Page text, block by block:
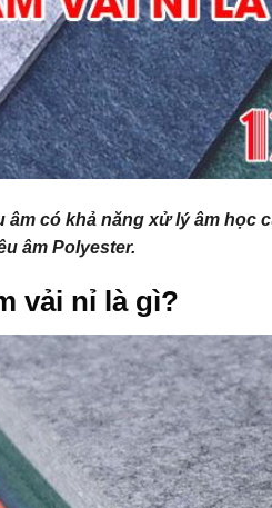
âm có khả năng xử lý âm học
âm Polyester.
vải nỉ là gì?